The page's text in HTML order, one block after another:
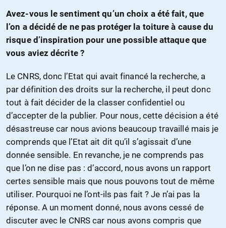
Avez-vous le sentiment qu’un choix a été fait, que
l’on a décidé de ne pas protéger la toiture à cause du
risque d’inspiration pour une possible attaque que
vous aviez décrite ?
Le CNRS, donc l’Etat qui avait financé la recherche, a
par définition des droits sur la recherche, il peut donc
tout à fait décider de la classer confidentiel ou
d’accepter de la publier. Pour nous, cette décision a été
désastreuse car nous avions beaucoup travaillé mais je
comprends que l’Etat ait dit qu’il s’agissait d’une
donnée sensible. En revanche, je ne comprends pas
que l’on ne dise pas : d’accord, nous avons un rapport
certes sensible mais que nous pouvons tout de même
utiliser. Pourquoi ne l’ont-ils pas fait ? Je n’ai pas la
réponse. A un moment donné, nous avons cessé de
discuter avec le CNRS car nous avons compris que